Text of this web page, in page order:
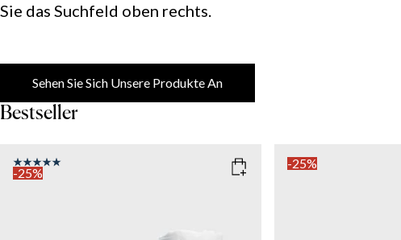
Sie das Suchfeld oben rechts.
Sehen Sie Sich Unsere Produkte An
Bestseller
-25%
-25%